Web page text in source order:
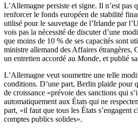
L’Allemagne persiste et signe. Il n’est pas
renforcer le fonds européen de stabilité
utilisé pour le sauvetage de l’Irlande par
vois pas la nécessité de discuter d’une
que moins de 10 % de ses capacités sont
ministre allemand des Affaires étrangères,
un entretien accordé au Monde, et publié
L’Allemagne veut soumettre une telle
conditions. D’une part, Berlin plaide pour
de croissance «prévoie des sanctions qui
automatiquement aux États qui ne
part, «il faut que tous les États s’engagent
comptes publics solides».